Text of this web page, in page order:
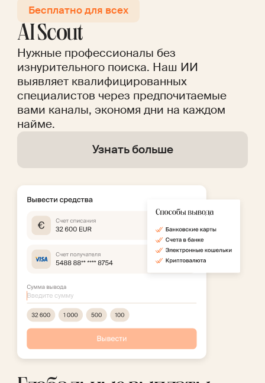
Бесплатно для всех
AI Scout
Нужные профессионалы без
изнурительного поиска. Наш ИИ
выявляет квалифицированных
специалистов через предпочитаемые
вами каналы, экономя дни на каждом
найме.
Узнать больше